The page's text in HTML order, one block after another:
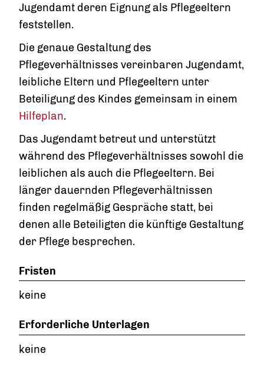
Jugendamt deren Eignung als Pflegeeltern
feststellen.
Die genaue Gestaltung des
Pflegeverhältnisses vereinbaren Jugendamt,
leibliche Eltern und Pflegeeltern unter
Beteiligung des Kindes gemeinsam in einem
Hilfeplan.
Das Jugendamt betreut und unterstützt
während des Pflegeverhältnisses sowohl die
leiblichen als auch die Pflegeeltern. Bei
länger dauernden Pflegeverhältnissen
finden regelmäßig Gespräche statt, bei
denen alle Beteiligten die künftige Gestaltung
der Pflege besprechen.
Fristen
keine
Erforderliche Unterlagen
keine